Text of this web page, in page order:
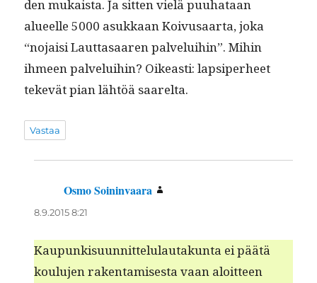
den mukaista. Ja sit­ten vielä puuhataan
alueelle 5000 asukkaan Koivusaar­ta, joka
“nojaisi Laut­tasaaren palvelui­hin”. Mihin
ihmeen palvelui­hin? Oikeasti: lap­siper­heet
tekevät pian lähtöä saarelta.
Vastaa
Osmo Soininvaara
8.9.2015 8:21
Kaupunkisu­un­nit­telu­lau­takun­ta ei päätä
koulu­jen rak­en­tamis­es­ta vaan aloit­teen